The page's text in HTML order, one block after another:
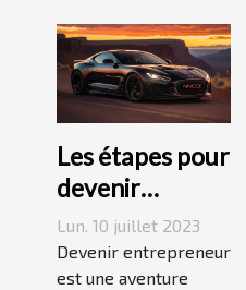
Les étapes pour
devenir
entrepreneur
Lun. 10 juillet 2023
Devenir entrepreneur
est une aventure